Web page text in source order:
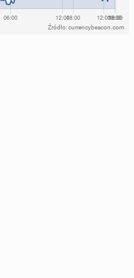
Źródło: currencybeacon.com